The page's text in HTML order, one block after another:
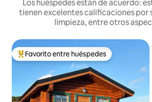
Los huéspedes están de acuerdo:
tienen excelentes calificaciones por
limpieza, entre otros
De los mejores en Favorito entre huéspedes
Favorito entre huéspedes